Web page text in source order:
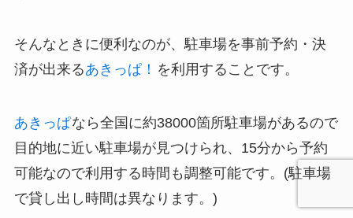
そんなときに便利なのが、駐車場を事前予約・決
済が出来るあきっぱ！ を利用することです。
あきっぱなら全国に約38000箇所駐車場があるので
目的地に近い駐車場が見つけられ、15分から予約
可能なので利用する時間も調整可能です。(駐車場
で貸し出し時間は異なります。)